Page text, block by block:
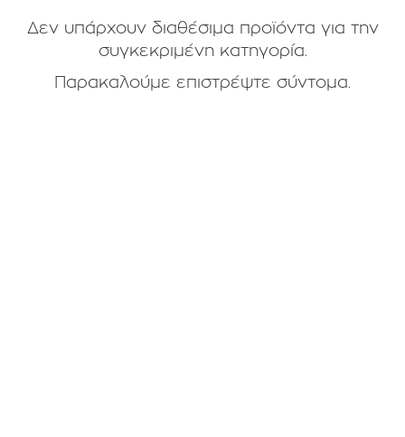
Δεν υπάρχουν διαθέσιμα προϊόντα για την
συγκεκριμένη κατηγορία.
Παρακαλούμε επιστρέψτε σύντομα.